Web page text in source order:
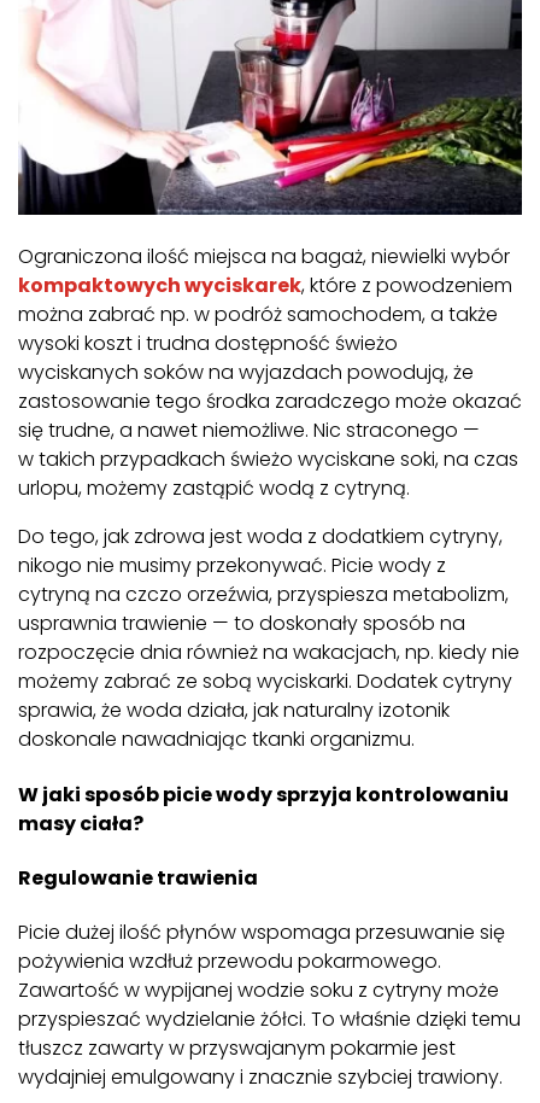
Ograniczona ilość miejsca na bagaż, niewielki wybór
kompaktowych wyciskarek, które z powodzeniem
można zabrać np. w podróż samochodem, a także
wysoki koszt i trudna dostępność świeżo
wyciskanych soków na wyjazdach powodują, że
zastosowanie tego środka zaradczego może okazać
się trudne, a nawet niemożliwe. Nic straconego —
w takich przypadkach świeżo wyciskane soki, na czas
urlopu, możemy zastąpić wodą z cytryną.
Do tego, jak zdrowa jest woda z dodatkiem cytryny,
nikogo nie musimy przekonywać. Picie wody z
cytryną na czczo orzeźwia, przyspiesza metabolizm,
usprawnia trawienie — to doskonały sposób na
rozpoczęcie dnia również na wakacjach, np. kiedy nie
możemy zabrać ze sobą wyciskarki. Dodatek cytryny
sprawia, że woda działa, jak naturalny izotonik
doskonale nawadniając tkanki organizmu.
W jaki sposób picie wody sprzyja kontrolowaniu
masy ciała?
Regulowanie trawienia
Picie dużej ilość płynów wspomaga przesuwanie się
pożywienia wzdłuż przewodu pokarmowego.
Zawartość w wypijanej wodzie soku z cytryny może
przyspieszać wydzielanie żółci. To właśnie dzięki temu
tłuszcz zawarty w przyswajanym pokarmie jest
wydajniej emulgowany i znacznie szybciej trawiony.